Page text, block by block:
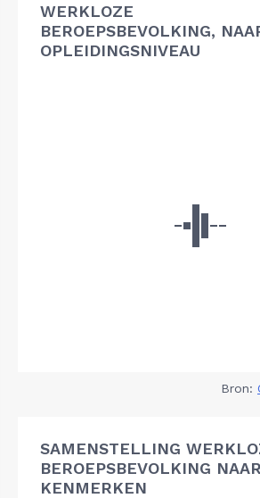
WERKLOZE
BEROEPSBEVOLKING,
OPLEIDINGSNIVEAU
Bron:
SAMENSTELLING
BEROEPSBEVOLKING NAAR
KENMERKEN